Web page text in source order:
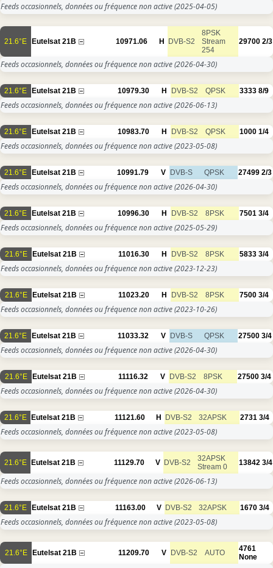
Feeds occasionnels, données ou fréquence non active(2025-04-05)
21.6°E Eutelsat 21B 10971.06 H DVB-S2
8PSK
Stream
254
29700 2/3
Feeds occasionnels, données ou fréquence non active(2026-04-30)
21.6°E Eutelsat 21B 10979.30 H DVB-S2 QPSK 3333 8/9
Feeds occasionnels, données ou fréquence non active(2026-06-13)
21.6°E Eutelsat 21B 10983.70 H DVB-S2 QPSK 1000 1/4
Feeds occasionnels, données ou fréquence non active(2023-05-08)
21.6°E Eutelsat 21B 10991.79 V DVB-S QPSK 27499 2/3
Feeds occasionnels, données ou fréquence non active(2026-04-30)
21.6°E Eutelsat 21B 10996.30 H DVB-S2 8PSK 7501 3/4
Feeds occasionnels, données ou fréquence non active(2025-05-29)
21.6°E Eutelsat 21B 11016.30 H DVB-S2 8PSK 5833 3/4
Feeds occasionnels, données ou fréquence non active(2023-12-23)
21.6°E Eutelsat 21B 11023.20 H DVB-S2 8PSK 7500 3/4
Feeds occasionnels, données ou fréquence non active(2023-10-26)
21.6°E Eutelsat 21B 11033.32 V DVB-S QPSK 27500 3/4
Feeds occasionnels, données ou fréquence non active(2026-04-30)
21.6°E Eutelsat 21B 11116.32 V DVB-S2 8PSK 27500 3/4
Feeds occasionnels, données ou fréquence non active(2026-04-30)
21.6°E Eutelsat 21B 11121.60 H DVB-S2 32APSK 2731 3/4
Feeds occasionnels, données ou fréquence non active(2023-05-08)
21.6°E Eutelsat 21B 11129.70 V DVB-S2
32APSK
Stream 0
13842 3/4
Feeds occasionnels, données ou fréquence non active(2026-06-13)
21.6°E Eutelsat 21B 11163.00 V DVB-S2 32APSK 1670 3/4
Feeds occasionnels, données ou fréquence non active(2023-05-08)
21.6°E Eutelsat 21B 11209.70 V DVB-S2 AUTO
4761
None